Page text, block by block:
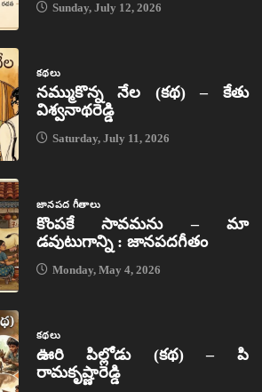
Sunday, July 12, 2026
కథలు
నమ్ముకొన్న నేల (కథ) – కేతు
విశ్వనాథరెడ్డి
Saturday, July 11, 2026
జానపద గీతాలు
కొంపకే సావమను – మా
డవుటుగాన్ని : జానపదగీతం
Monday, May 4, 2026
కథలు
ఊరి పిల్లోడు (కథ) – పి
రామకృష్ణారెడ్డి